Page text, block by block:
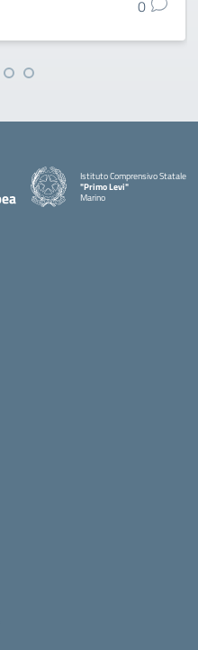
0
Istituto Comprensivo Statale
"Primo Levi"
Marino